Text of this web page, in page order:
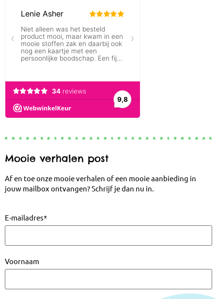
Mooie verhalen post
Af en toe onze mooie verhalen of een mooie aanbieding in
jouw mailbox ontvangen? Schrijf je dan nu in.
E-mailadres*
Voornaam